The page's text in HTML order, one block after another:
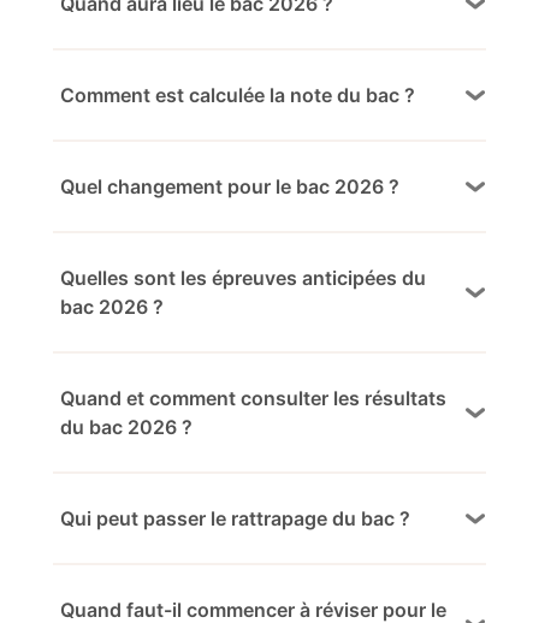
Comment est calculée la note du bac ?
Quel changement pour le bac 2026 ?
Quelles sont les épreuves anticipées du
bac 2026 ?
Quand et comment consulter les résultats
du bac 2026 ?
Qui peut passer le rattrapage du bac ?
Quand faut-il commencer à réviser pour le